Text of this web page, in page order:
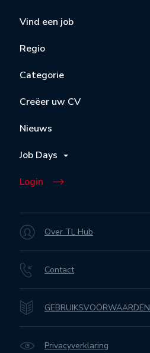
Vind een job
Regio
Categorie
Creëer uw CV
Nieuws
Job Days
Login
Over TL Hub
Contact
GEBRUIKSVOORWAARDEN
Privacyverklaring